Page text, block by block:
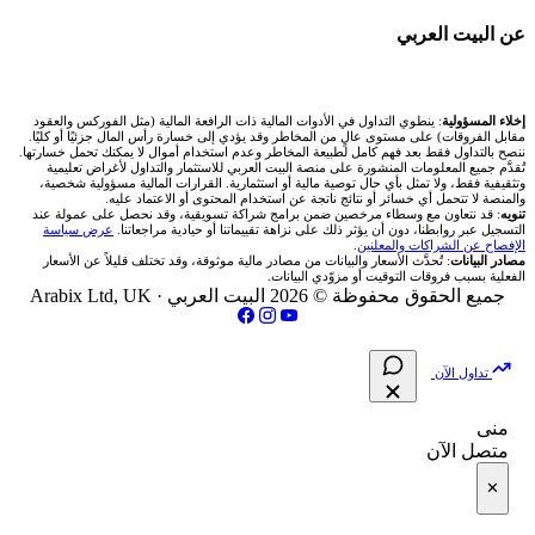
انتراكتيف بروكرز IBKR
شركات تداول في فلسطين
شركات تداول في مصر
🇶🇦 بورصة قطر
🇧🇭 بورصة البحرين
🇴🇲 بورصة مسقط
🇵🇸 بورصة فلسطين
📋 جميع الأسهم
🕌 الأسهم الحلال
📊 حاسبة قيمة النقطة
📌 حاسبة النقاط المحورية
📏 حاسبة حجم المركز
🔄 حاسبة تكلفة السواب
📈 حاسبة عائد التداول
📊 حاسبة الربح التراكمي
🌐 المؤشرات العالمية
🥇 أسعار الذهب والمعادن
💱 أسعار العملات والفوركس
💵 سعر الريال السعودي في مصر
📅 المؤشرات الاقتصادية
عن البيت العربي
من نحن
تواصل معنا
فريق المؤلفين
مقالات تعليمية
سياسة تقييم الشركات
شركات التداول النصابة
الإبلاغ عن شركة نصابة
إخلاء المسؤولية: ينطوي التداول في الأدوات المالية ذات الرافعة المالية (مثل الفوركس والعقود
مقابل الفروقات) على مستوى عالٍ من المخاطر وقد يؤدي إلى خسارة رأس المال جزئيًا أو كليًا.
ننصح بالتداول فقط بعد فهم كامل لطبيعة المخاطر وعدم استخدام أموال لا يمكنك تحمل خسارتها.
تُقدَّم جميع المعلومات المنشورة على منصة البيت العربي للاستثمار والتداول لأغراض تعليمية
وتثقيفية فقط، ولا تمثل بأي حال توصية مالية أو استثمارية. القرارات المالية مسؤولية شخصية،
والمنصة لا تتحمل أي خسائر أو نتائج ناتجة عن استخدام المحتوى أو الاعتماد عليه.
تنويه: قد نتعاون مع وسطاء مرخصين ضمن برامج شراكة تسويقية، وقد نحصل على عمولة عند
التسجيل عبر روابطنا، دون أن يؤثر ذلك على نزاهة تقييماتنا أو حيادية مراجعاتنا. عرض سياسة
الإفصاح عن الشراكات والمعلنين
مصادر البيانات: تُحدَّث الأسعار والبيانات من مصادر مالية موثوقة، وقد تختلف قليلاً عن الأسعار
الفعلية بسبب فروقات التوقيت أو مزوّدي البيانات.
جميع الحقوق محفوظة © 2026 البيت العربي · Arabix Ltd, UK
تداول الآن
منى
متصل الآن
✕